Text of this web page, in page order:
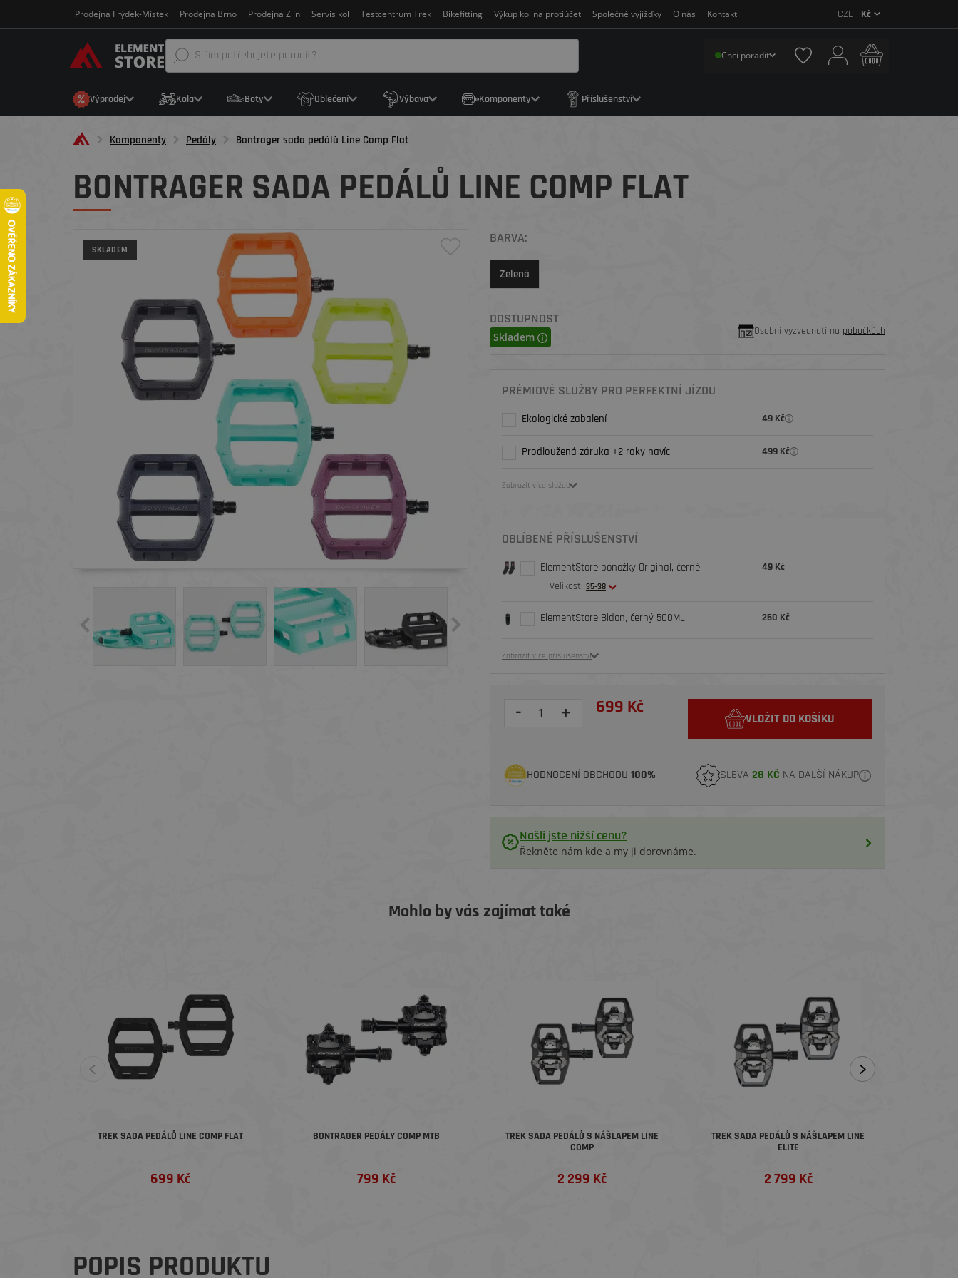
Prodejna Frýdek-Místek Prodejna Brno Prodejna Zlín Servis kol Testcentrum Trek Bikefitting Výkup kol na protiúčet Společné vyjížďky O nás Kontakt CZE | Kč
Chci poradit
Výprodej Kola Boty Oblečení Výbava Komponenty Příslušenství
Komponenty Pedály Bontrager sada pedálů Line Comp Flat
BONTRAGER SADA PEDÁLŮ LINE COMP FLAT
SKLADEM
BARVA:
Zelená
DOSTUPNOST
Skladem Osobní vyzvednutí na pobočkách
PRÉMIOVÉ SLUŽBY PRO PERFEKTNÍ JÍZDU
Ekologické zabalení 49 Kč
Prodloužená záruka +2 roky navíc 499 Kč
Zobrazit více služeb
OBLÍBENÉ PŘÍSLUŠENSTVÍ
ElementStore ponožky Original, černé
Velikost: 35-38
49 Kč
ElementStore Bidon, černý 500ML 250 Kč
Zobrazit více příslušenství
- + 699 Kč
VLOŽIT DO KOŠÍKU
HODNOCENÍ OBCHODU 100% SLEVA 28 KČ NA DALŠÍ NÁKUP
Našli jste nižší cenu?
Řekněte nám kde a my ji dorovnáme.
Mohlo by vás zajímat také
TREK SADA PEDÁLŮ LINE COMP FLAT
699 Kč
BONTRAGER PEDÁLY COMP MTB
799 Kč
TREK SADA PEDÁLŮ S NÁŠLAPEM LINE
COMP
2 299 Kč
TREK SADA PEDÁLŮ S NÁŠLAPEM LINE
ELITE
2 799 Kč
POPIS PRODUKTU